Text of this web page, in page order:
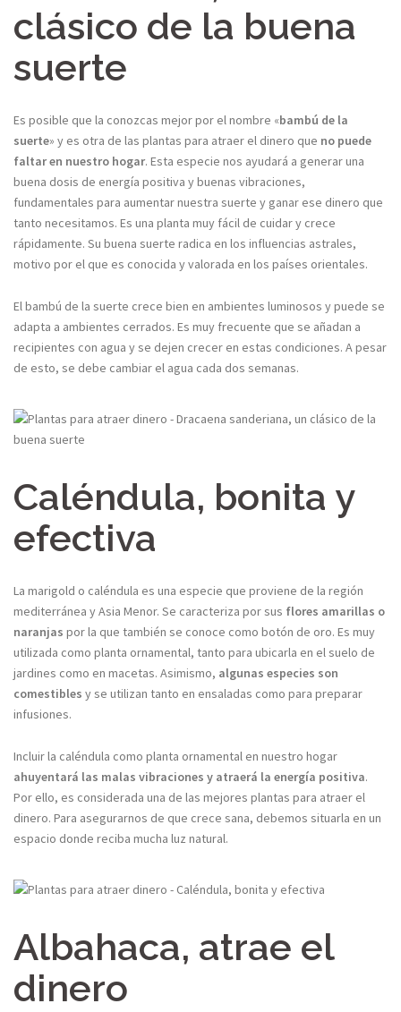
clásico de la buena
suerte
Es posible que la conozcas mejor por el nombre «bambú de la
suerte» y es otra de las plantas para atraer el dinero que no puede
faltar en nuestro hogar. Esta especie nos ayudará a generar una
buena dosis de energía positiva y buenas vibraciones,
fundamentales para aumentar nuestra suerte y ganar ese dinero que
tanto necesitamos. Es una planta muy fácil de cuidar y crece
rápidamente. Su buena suerte radica en los influencias astrales,
motivo por el que es conocida y valorada en los países orientales.
El bambú de la suerte crece bien en ambientes luminosos y puede se
adapta a ambientes cerrados. Es muy frecuente que se añadan a
recipientes con agua y se dejen crecer en estas condiciones. A pesar
de esto, se debe cambiar el agua cada dos semanas.
Caléndula, bonita y
efectiva
La marigold o caléndula es una especie que proviene de la región
mediterránea y Asia Menor. Se caracteriza por sus flores amarillas o
naranjas por la que también se conoce como botón de oro. Es muy
utilizada como planta ornamental, tanto para ubicarla en el suelo de
jardines como en macetas. Asimismo, algunas especies son
comestibles y se utilizan tanto en ensaladas como para preparar
infusiones.
Incluir la caléndula como planta ornamental en nuestro hogar
ahuyentará las malas vibraciones y atraerá la energía positiva.
Por ello, es considerada una de las mejores plantas para atraer el
dinero. Para asegurarnos de que crece sana, debemos situarla en un
espacio donde reciba mucha luz natural.
Albahaca, atrae el
dinero